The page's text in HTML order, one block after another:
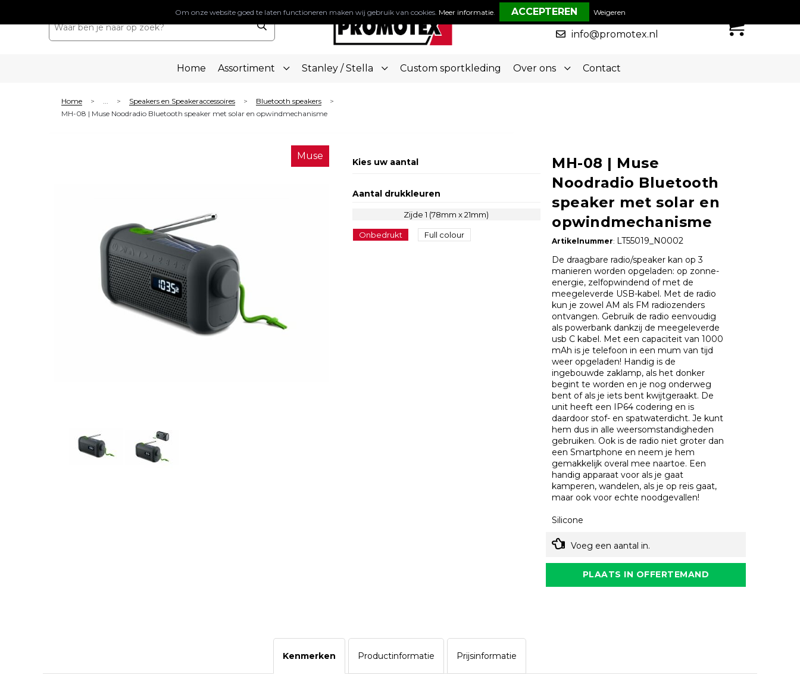
050-5773636
info@promotex.nl
Home Assortiment Stanley / Stella Custom sportkleding Over ons Contact
Home > ... > Speakers en Speakeraccessoires > Bluetooth speakers >
MH-08 | Muse Noodradio Bluetooth speaker met solar en opwindmechanisme
Muse
Kies uw aantal
Aantal drukkleuren
Zijde 1 (78mm x 21mm)
Onbedrukt Full colour
MH-08 | Muse
Noodradio Bluetooth
speaker met solar en
opwindmechanisme
Artikelnummer: LT55019_N0002
De draagbare radio/speaker kan op 3
manieren worden opgeladen: op zonne-
energie, zelfopwindend of met de
meegeleverde USB-kabel. Met de radio
kun je zowel AM als FM radiozenders
ontvangen. Gebruik de radio eenvoudig
als powerbank dankzij de meegeleverde
usb C kabel. Met een capaciteit van 1000
mAh is je telefoon in een mum van tijd
weer opgeladen! Handig is de
ingebouwde zaklamp, als het donker
begint te worden en je nog onderweg
bent of als je iets bent kwijtgeraakt. De
unit heeft een IP64 codering en is
daardoor stof- en spatwaterdicht. Je kunt
hem dus in alle weersomstandigheden
gebruiken. Ook is de radio niet groter dan
een Smartphone en neem je hem
gemakkelijk overal mee naartoe. Een
handig apparaat voor als je gaat
kamperen, wandelen, als je op reis gaat,
maar ook voor echte noodgevallen!
Silicone
Voeg een aantal in.
PLAATS IN OFFERTEMAND
Kenmerken Productinformatie Prijsinformatie
Om onze website goed te laten functioneren maken wij gebruik van cookies. Meer informatie. Weigeren